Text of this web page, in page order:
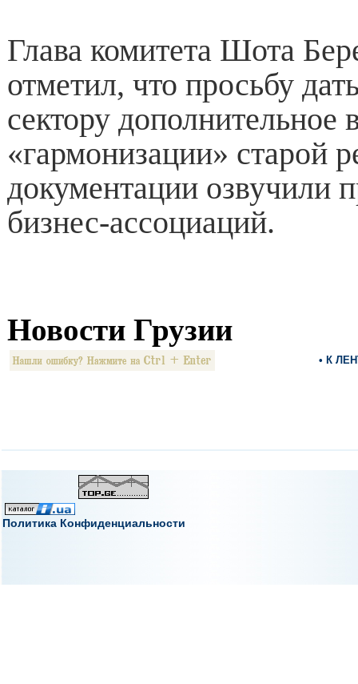
Глава комитета Шота
отметил, что просьбу
сектору дополнительное
«гармонизации» старой
документации озвучили
бизнес-ассоциаций.
Новости Грузии
• К
Политика Конфиденциальности